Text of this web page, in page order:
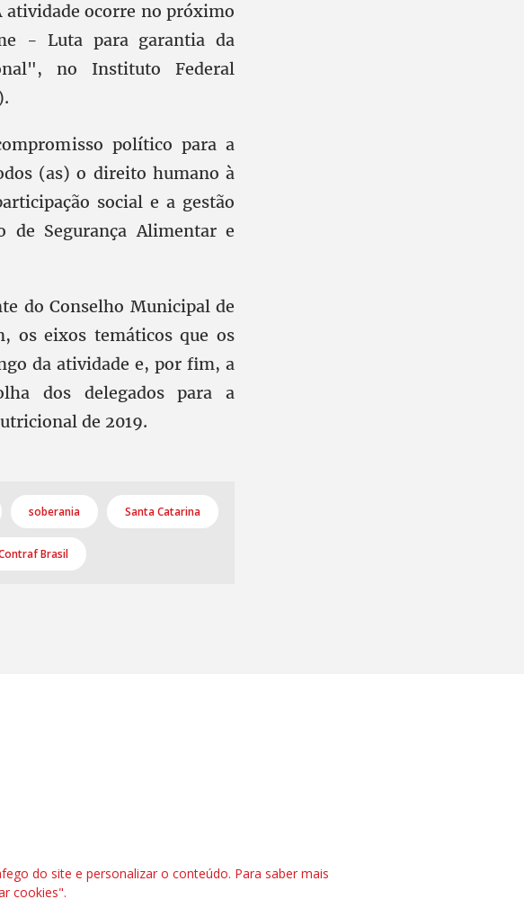
atividade ocorre no próximo
- Luta para garantia da
no Instituto Federal
político para a
(as) o direito humano à
social e a gestão
Segurança Alimentar e
do Conselho Municipal de
os eixos temáticos que os
da atividade e, por fim, a
dos delegados para a
de 2019.
soberania Santa Catarina
Brasil
do site e personalizar o conteúdo. Para saber mais
cookies".